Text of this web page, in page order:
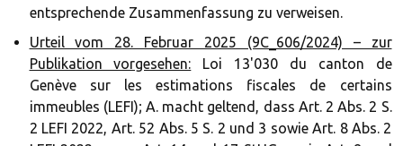
entsprechende Zusammenfassung zu verweisen.
Urteil vom 28. Februar 2025 (9C_606/2024) – zur
Publikation vorgesehen: Loi 13'030 du canton de
Genève sur les estimations fiscales de certains
immeubles (LEFI); A. macht geltend, dass Art. 2 Abs. 2 S.
2 LEFI 2022, Art. 52 Abs. 5 S. 2 und 3 sowie Art. 8 Abs. 2